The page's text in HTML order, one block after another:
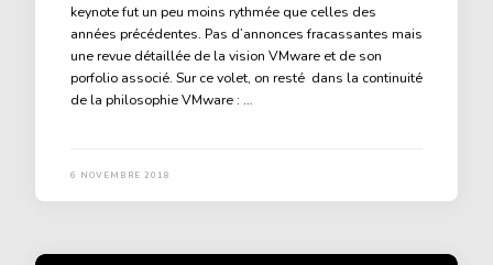
keynote fut un peu moins rythmée que celles des
années précédentes. Pas d’annonces fracassantes mais
une revue détaillée de la vision VMware et de son
porfolio associé. Sur ce volet, on resté dans la continuité
de la philosophie VMware : …
6 NOVEMBRE 2018